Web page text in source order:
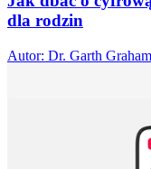
dla rodzin
Autor: Dr. Garth Graham